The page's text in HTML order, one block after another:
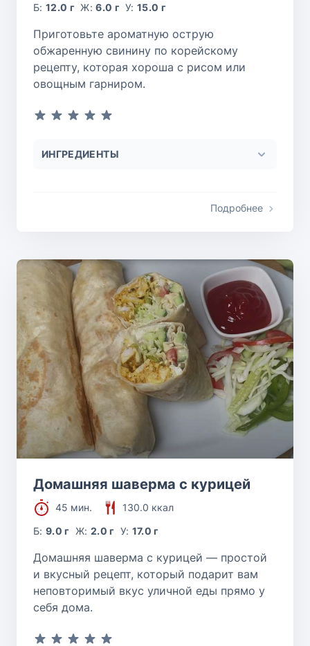
Б:12.0 г Ж:6.0 г У:15.0 г
Приготовьте ароматную острую
обжаренную свинину по корейскому
рецепту, которая хороша с рисом или
овощным гарниром.
ИНГРЕДИЕНТЫ
Подробнее
Домашняя шаверма с курицей
45 мин.
130.0 ккал
Б:9.0 г Ж: 2.0 г У: 17.0 г
Домашняя шаверма с курицей — простой
и вкусный рецепт, который подарит вам
неповторимый вкус уличной еды прямо у
себя дома.